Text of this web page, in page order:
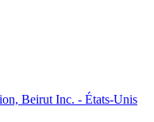
Beirut Inc. - États-Unis